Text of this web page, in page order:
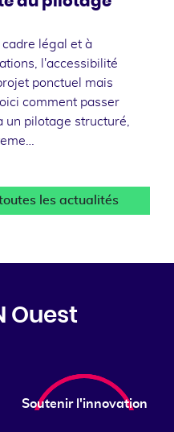
légal et à
l'accessibilité
ponctuel mais
comment passer
un pilotage structuré,
les actualités
Ouest
Soutenir l'innovation